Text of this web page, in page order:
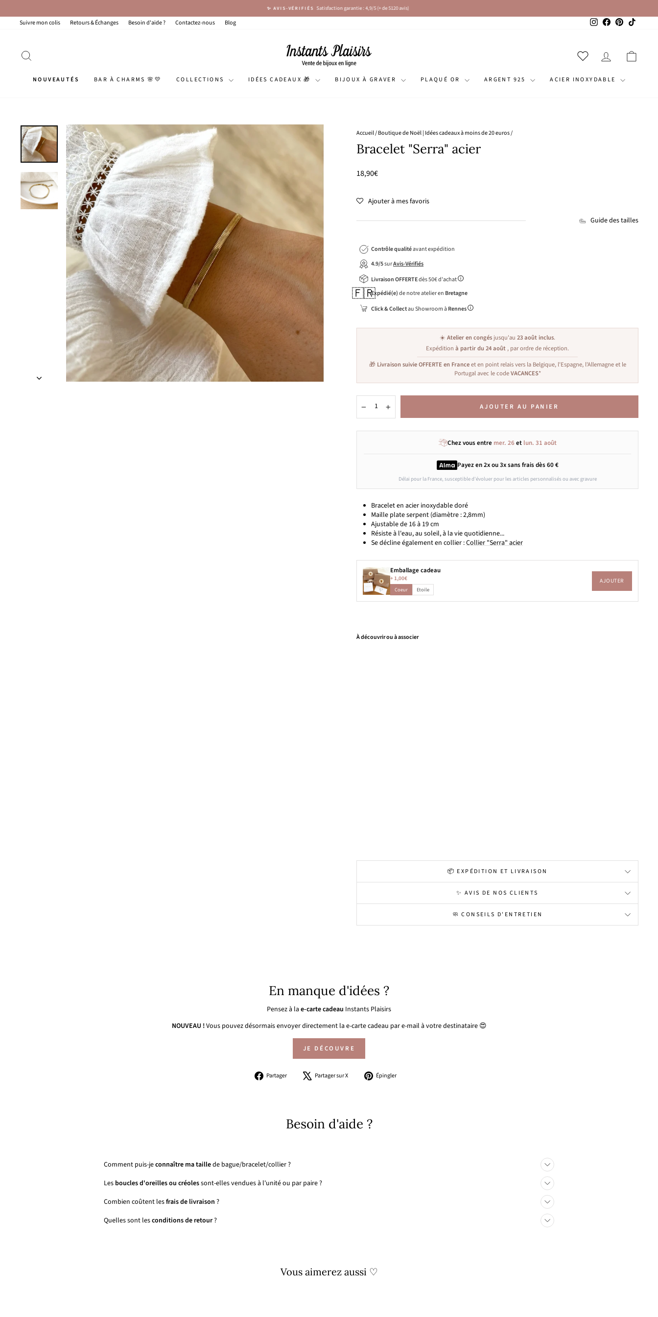
contenu
Diaporama
✨ AVIS-VÉRIFIÉS Satisfaction garantie : 4,9/5 (+ de 5120 avis)
Suivre mon colis Retours & Échanges Besoin d'aide ? Contactez-nous Blog InstagramFacebook
Pinterest
SE
NOUVEAUTÉS BAR À CHARMS 🌸💛 COLLECTIONS IDÉES CADEAUX 🎁 BIJOUX À GRAVER PLAQUÉ OR ARGENT 925 ACIER INOXYDABLE
Accueil/Boutique de Noël | Idées cadeaux à moins de 20 euros/
Bracelet "Serra" acier
Prix
18,90€
Ajouter à mes favoris
Guide des tailles
Contrôle qualitéavant expédition
4.9/5surAvis-Vérifiés
Livraison OFFERTEdès 50€ d'achat
🇫🇷Expédié(e)de notre atelier en Bretagne
Click & Collectau Showroom àRennes
☀️ Atelier en congés jusqu'au 23 août inclus.
Expédition à partir du 24 août , par ordre de réception.
🎁 Livraison suivie OFFERTE en Franceet en point relais vers la Belgique, l'Espagne, l'Allemagne et le
Portugal avec le codeVACANCES*
+
AJOUTER AU PANIER
Chez vous entre mer. 26et lun. 31 août
Payez en 2x ou 3xsans fraisdès 60 €
Délai pour la France, susceptible d'évoluer pour les articles personnalisés ou avec gravure
Bracelet en acier inoxydable doré
Maille plate serpent (diamètre : 2,8mm)
Ajustable de 16 à 19 cm
Résiste à l'eau, au soleil, à la vie quotidienne...
Se décline également en collier :Collier "Serra" acier
Emballage cadeau
+1,00€
Coeur Etoile
AJOUTER
À découvrir ou à associer
📦 EXPÉDITION ET LIVRAISON
✨ AVIS DE NOS CLIENTS
🧼 CONSEILS D'ENTRETIEN
En manque d'idées ?
Pensez à la e-carte cadeau Instants Plaisirs
NOUVEAU !Vous pouvez désormais envoyer directement la e-carte cadeau par e-mail à votre destinataire 😍
JE DÉCOUVRE
Partager
PartagerPartager sur X
TweeterÉpingler
Besoin d'aide ?
Comment puis-jeconnaître ma taillede bague/bracelet/collier ?
Les boucles d'oreilles ou créolessont-elles vendues à l'unité ou par paire ?
Combien coûtent lesfrais de livraison ?
Quelles sont lesconditions de retour?
Vous aimerez aussi ♡